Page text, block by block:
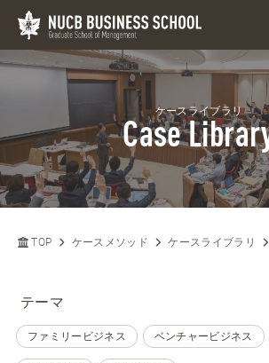
ケースライブラリ
Case
TOP ケースメソッド ケースライブラリ
テーマ
ファミリービジネス ベンチャービジネス